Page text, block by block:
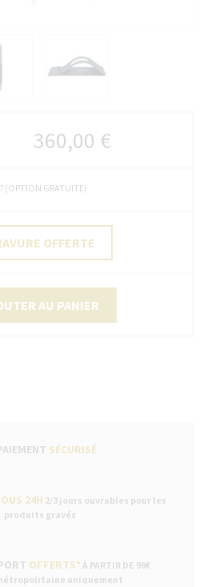
360,00 €
(OPTION GRATUITE)
OFFERTE
AU PANIER
SÉCURISÉ
24H 2/3 jours ouvrables pour les
produits gravés
OFFERTS* À PARTIR DE 99€
uniquement